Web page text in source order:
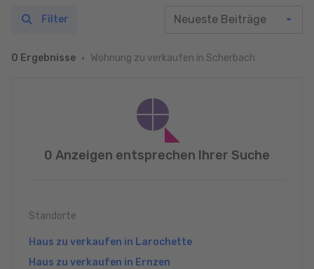
0 Ergebnisse Wohnung zu verkaufen in Scherbach
Filter
0 Anzeigen entsprechen Ihrer Suche
Standorte
Haus zu verkaufen in Larochette
Haus zu verkaufen in Ernzen